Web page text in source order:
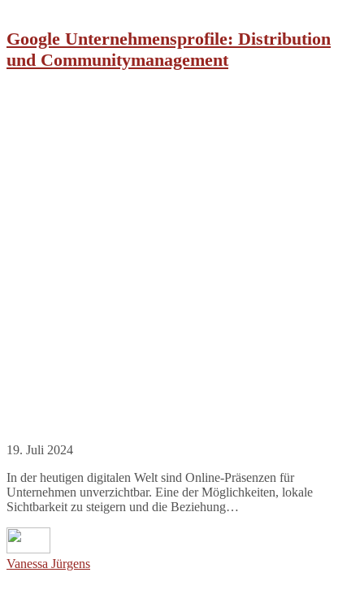
Google Unternehmensprofile: Distribution
und Communitymanagement
19. Juli 2024
In der heutigen digitalen Welt sind Online-Präsenzen für
Unternehmen unverzichtbar. Eine der Möglichkeiten, lokale
Sichtbarkeit zu steigern und die Beziehung…
Vanessa Jürgens